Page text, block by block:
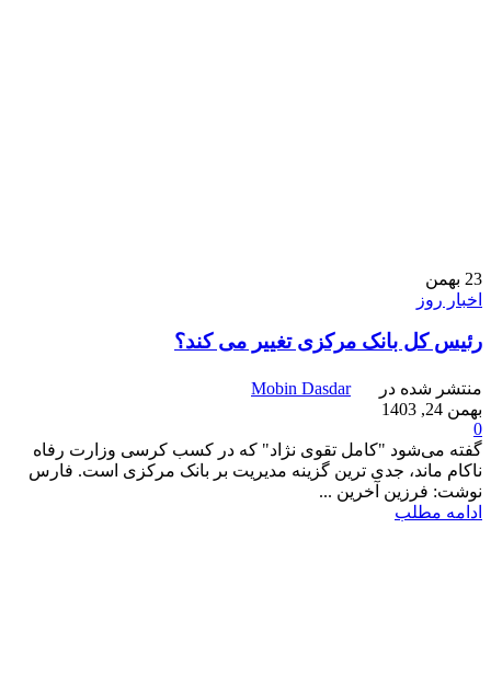
23 بهمن
اخبار روز
رئیس‌ کل بانک مرکزی تغییر می کند؟
منتشر شده در
Mobin Dasdar
بهمن 24, 1403
0
گفته می‌شود "کامل تقوی نژاد" که در کسب کرسی وزارت رفاه
ناکام ماند، جدی ترین گزینه مدیریت بر بانک مرکزی است‌. فارس
نوشت: فرزین آخرین ...
ادامه مطلب